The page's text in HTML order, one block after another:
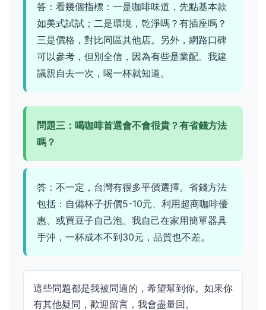
答：看幾個指標：一是咖啡味道，先點基本款
如美式試試；二是環境，乾淨嗎？有插座嗎？
三是價格，對比同區其他店。另外，網路口碑
可以參考，但別全信，因為有些是業配。我建
議親自去一次，喝一杯就知道。
問題三：喝咖啡首選會不會很貴？有省錢方法
嗎？
答：不一定，台灣有很多平價選擇。省錢方法
包括：自備杯子折價5-10元、利用超商咖啡優
惠、或買豆子自己泡。我自己在家用簡單器具
手沖，一杯成本不到30元，品質也不差。
這些問題都是我被問過的，希望幫到你。如果你
有其他疑問，歡迎留言，我會盡量回。